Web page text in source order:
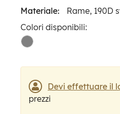
Materiale:
Rame, 190D
Colori disponibili:
Devi effettuare il
prezzi